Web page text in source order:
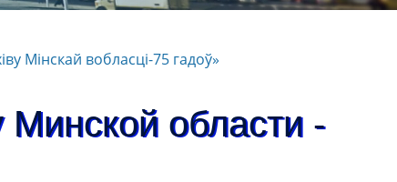
Мінскай вобласці-75 гадоў»
Минской области -